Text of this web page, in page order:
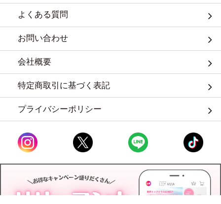
よくある質問
お問い合わせ
会社概要
特定商取引に基づく表記
プライバシーポリシー